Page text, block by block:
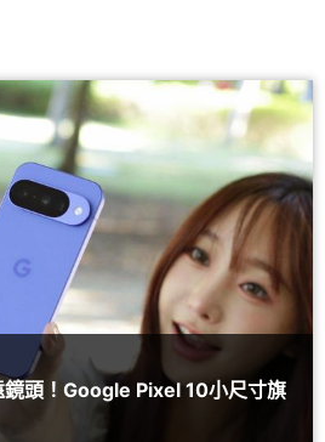
頭！Google Pixel 10小尺寸旗